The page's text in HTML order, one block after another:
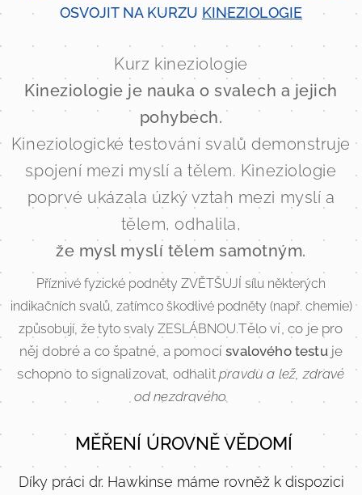
OSVOJIT NA KURZU KINEZIOLOGIE
Kurz kineziologie
Kineziologie je nauka o svalech a jejich
pohybech.
Kineziologické testování svalů demonstruje
spojení mezi myslí a tělem. Kineziologie
poprvé ukázala úzký vztah mezi myslí a
tělem, odhalila,
že mysl myslí tělem samotným.
Příznivé fyzické podněty ZVĚTŠUJÍ sílu některých
indikačních svalů, zatímco škodlivé podněty (např. chemie)
způsobují, že tyto svaly ZESLÁBNOU.Tělo ví, co je pro
něj dobré a co špatné, a pomocísvalového testuje
schopno to signalizovat, odhalitpravdu a lež, zdravé
od nezdravého.
MĚŘENÍ ÚROVNĚ VĚDOMÍ
Díky práci dr. Hawkinse máme rovněž k dispozici